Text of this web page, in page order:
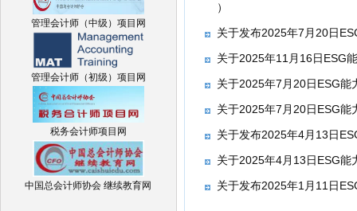
管理会计师（中级）项目网
管理会计师（初级）项目网
税务会计师项目网
中国总会计师协会 继续教育网
​）
关于发布2025年7月20日
关于2025年11月16日ESG
关于2025年7月20日ESG能
关于2025年7月20日ESG能
关于发布2025年4月13日
关于2025年4月13日ESG能
关于发布2025年1月11日